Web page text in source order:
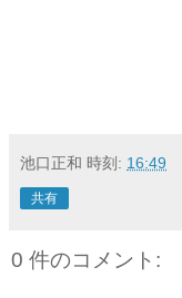
池口正和 時刻: 16:49
共有
0 件のコメント: